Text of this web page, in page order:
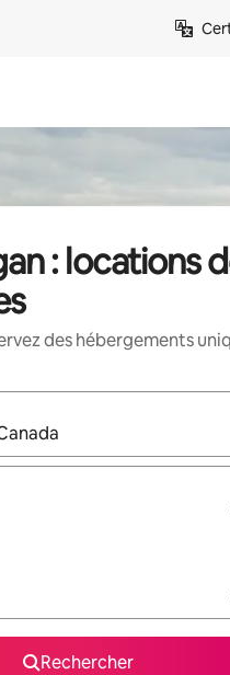
: locations
des hébergements
s'affichent, utilisez les
Rechercher